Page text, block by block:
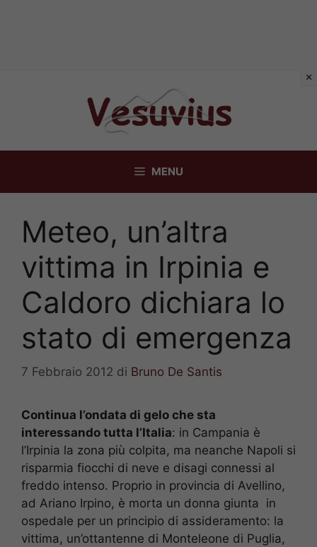
MENU
Meteo, un’altra
vittima in Irpinia e
Caldoro dichiara lo
stato di emergenza
7 Febbraio 2012 di Bruno De Santis
Continua l’ondata di gelo che sta
interessando tutta l’Italia: in Campania è
l’Irpinia la zona più colpita, ma neanche Napoli si
risparmia fiocchi di neve e disagi connessi al
freddo intenso. Proprio in provincia di Avellino,
ad Ariano Irpino, è morta un donna giunta in
ospedale per un principio di assideramento: la
vittima, un’ottantenne di Monteleone di Puglia,